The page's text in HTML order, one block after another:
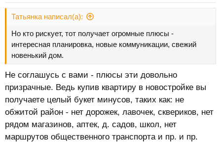
Татьянка написал(а):
Но кто рискует, тот получает огромные плюсы -
интересная планировка, новые коммуникации, свежий
новенький дом.
Не соглашусь с вами - плюсы эти довольно
призрачные. Ведь купив квартиру в новостройке вы
получаете целый букет минусов, таких как: не
обжитой район - нет дорожек, лавочек, сквериков, нет
рядом магазинов, аптек, д. садов, школ, нет
маршрутов общественного транспорта и пр. и пр.